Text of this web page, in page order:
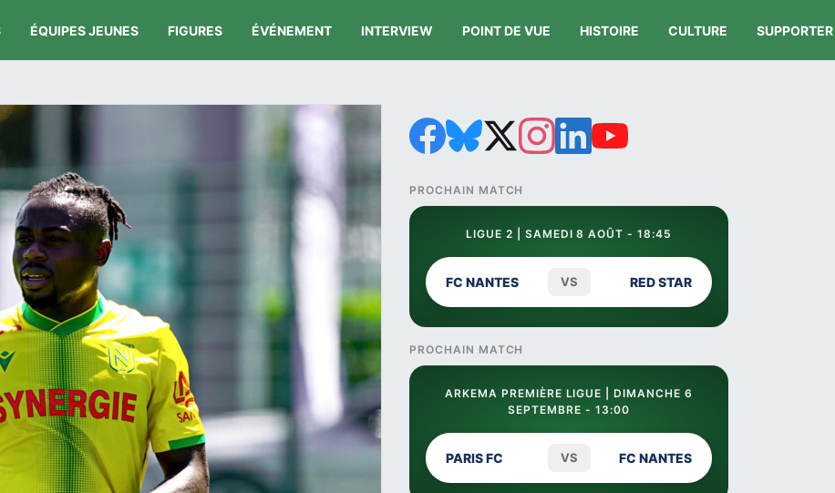
ÉQUIPES JEUNES FIGURES ÉVÉNEMENT INTERVIEW POINT DE VUE HISTOIRE CULTURE SUPPORTER
PROCHAIN MATCH
LIGUE 2 | SAMEDI 8 AOÛT - 18:45
FC NANTES VS RED STAR
PROCHAIN MATCH
ARKEMA PREMIÈRE LIGUE | DIMANCHE 6
SEPTEMBRE - 13:00
PARIS FC VS FC NANTES